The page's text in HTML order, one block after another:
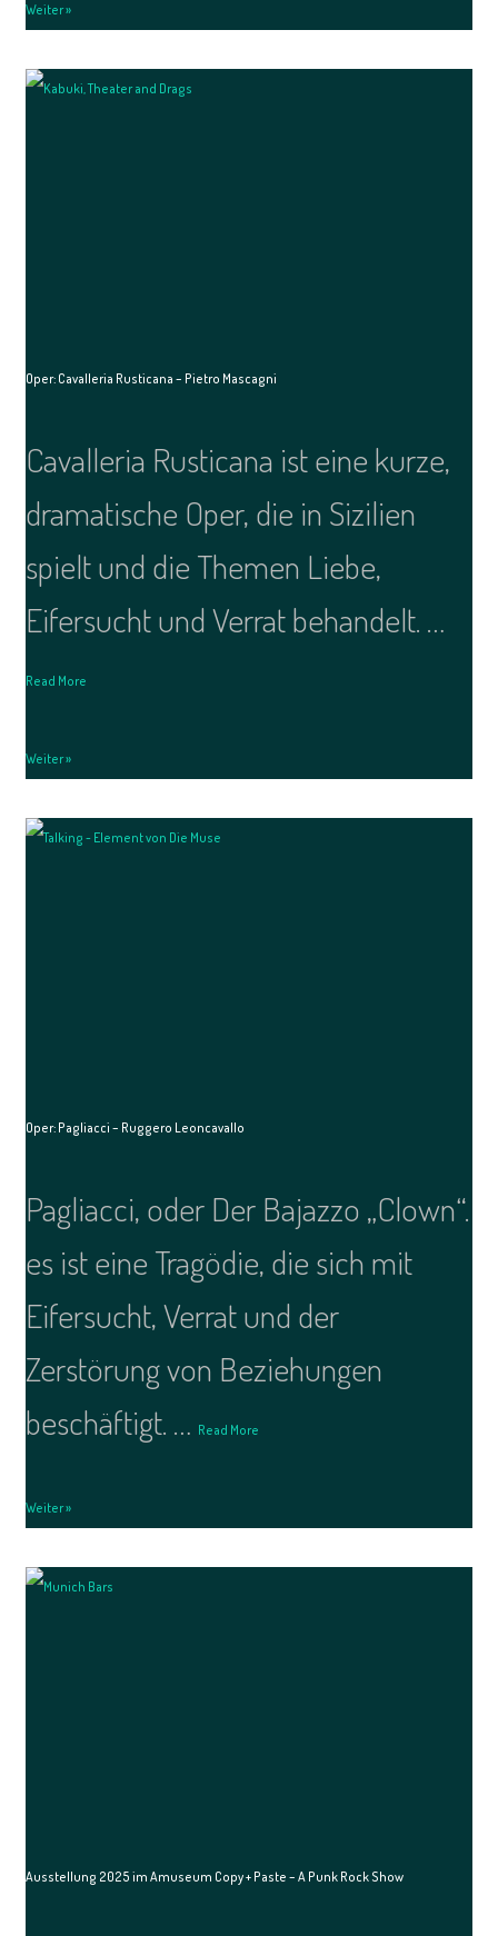
Weiter »
Oper: Cavalleria Rusticana – Pietro Mascagni
Cavalleria Rusticana ist eine kurze,
dramatische Oper, die in Sizilien
spielt und die Themen Liebe,
Eifersucht und Verrat behandelt. …
Read More
Weiter »
Oper: Pagliacci – Ruggero Leoncavallo
Pagliacci, oder Der Bajazzo „Clown“.
es ist eine Tragödie, die sich mit
Eifersucht, Verrat und der
Zerstörung von Beziehungen
beschäftigt. … Read More
Weiter »
Ausstellung 2025 im Amuseum Copy + Paste – A Punk Rock Show